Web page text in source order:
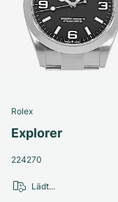
Rolex
Explorer
224270
Lädt...